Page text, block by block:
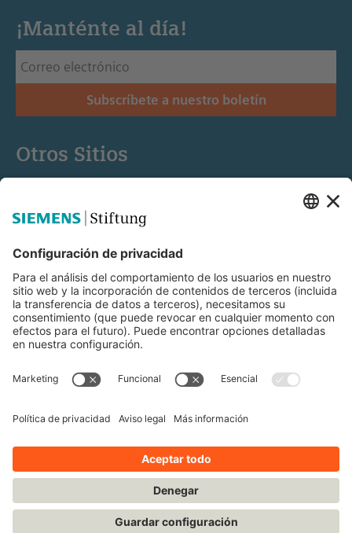
¡Manténte al día!
Subscríbete a nuestro boletín
Otros Sitios
Educación STEM
Mediaportal
Condiciones de uso